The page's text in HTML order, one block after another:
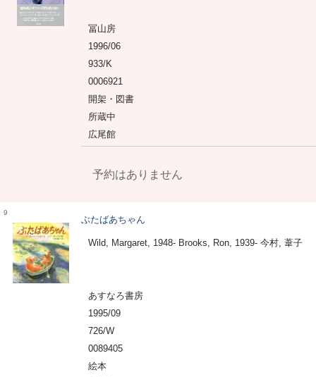
冨山房
1996/06
933/K
0006921
開架・図書
所蔵中
広尾館
予約はありません
9
ぶたばあちゃん
Wild, Margaret, 1948- Brooks, Ron, 1939- 今村, 葦子
あすなろ書房
1995/09
726/W
0089405
絵本